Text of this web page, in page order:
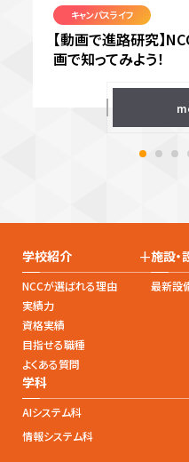
キャンパスライフ
【動画で進路研究】
画で知ってみよう！
学校紹介 +
NCCが選ばれる理由
実績力
資格実績
目指せる職種
よくある質問
施設・
最新設
学科
AIシステム科
情報システム科